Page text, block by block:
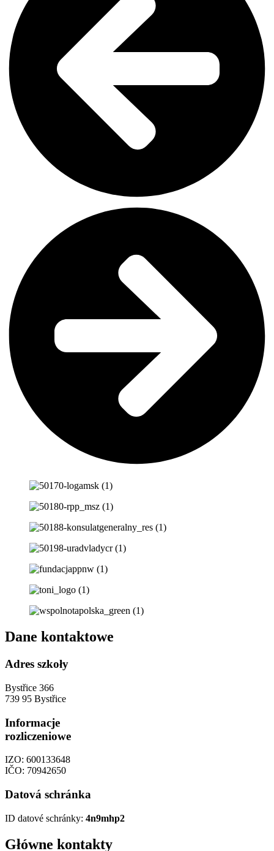
Dane kontaktowe
Adres szkoły
Bystřice 366
739 95 Bystřice
Informacje
rozliczeniowe
IZO: 600133648
IČO: 70942650
Datová schránka
ID datové schránky: 4n9mhp2
Główne kontakty